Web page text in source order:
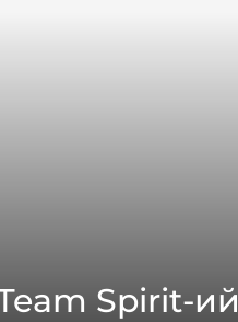
Spirit-